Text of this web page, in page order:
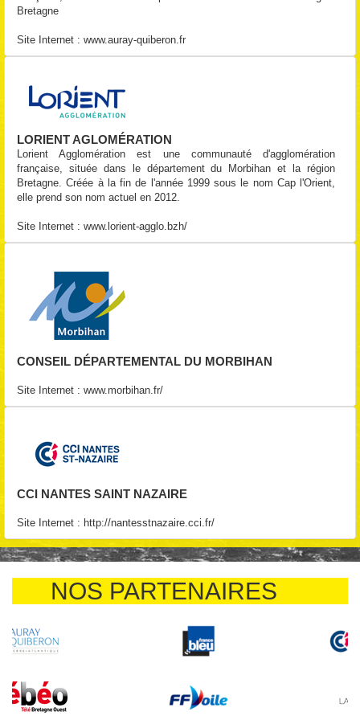
Bretagne
Site Internet : www.auray-quiberon.fr
LORIENT AGLOMÉRATION
Lorient Agglomération est une communauté d'agglomération
française, située dans le département du Morbihan et la région
Bretagne. Créée à la fin de l'année 1999 sous le nom Cap l'Orient,
elle prend son nom actuel en 2012.
Site Internet : www.lorient-agglo.bzh/
CONSEIL DÉPARTEMENTAL DU MORBIHAN
Site Internet : www.morbihan.fr/
CCI NANTES SAINT NAZAIRE
Site Internet : http://nantesstnazaire.cci.fr/
NOS PARTENAIRES